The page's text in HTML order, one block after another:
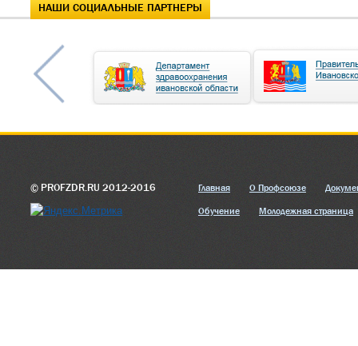
НАШИ СОЦИАЛЬНЫЕ ПАРТНЕРЫ
© PROFZDR.RU 2012-2016 Главная О Профсоюзе
Обучение Молодежная страница